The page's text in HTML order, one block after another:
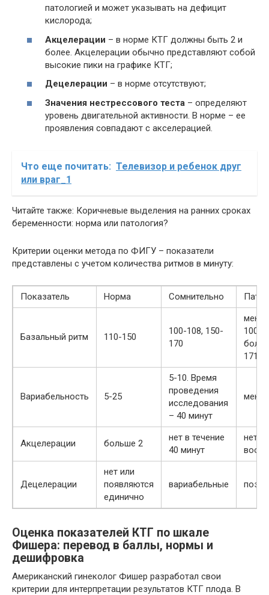
патологией и может указывать на дефицит
кислорода;
Акцелерации – в норме КТГ должны быть 2 и
более. Акцелерации обычно представляют собой
высокие пики на графике КТГ;
Децелерации – в норме отсутствуют;
Значения нестрессового теста – определяют
уровень двигательной активности. В норме – ее
проявления совпадают с акселерацией.
Что еще почитать: Телевизор и ребенок друг
или враг_1
Читайте также: Коричневые выделения на ранних сроках
беременности: норма или патология?
Критерии оценки метода по ФИГУ – показатели
представлены с учетом количества ритмов в минуту:
Показатель Норма Сомнительно
Базальный ритм 110-150
100-108, 150-
170
100
171
Вариабельность 5-25
5-10. Время
проведения
исследования
– 40 минут
Акцелерации больше 2
нет в течение
40 минут
нет
Децелерации
нет или
появляются
единично
вариабельные
Оценка показателей КТГ по шкале
Фишера: перевод в баллы, нормы и
дешифровка
Американский гинеколог Фишер разработал свои
критерии для интерпретации результатов КТГ плода. В